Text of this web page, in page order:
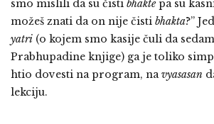
smo mislili da su čisti bhaktepa su
možeš znati da on nije čisti bhakta?”
yatri (o kojem smo kasije čuli da
Prabhupadine knjige) ga je toliko
htio dovesti na program, navyasasan